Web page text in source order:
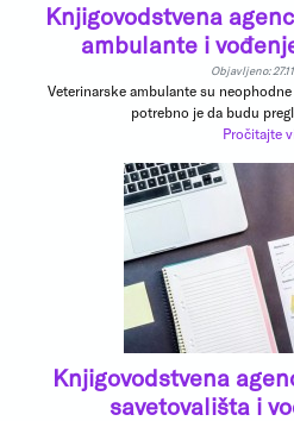
Knjigovodstvena
ambulante i
Objavljeno:
Veterinarske ambulante su
potrebno je da budu
Pročitajte
Knjigovodstvena
savetovališta i